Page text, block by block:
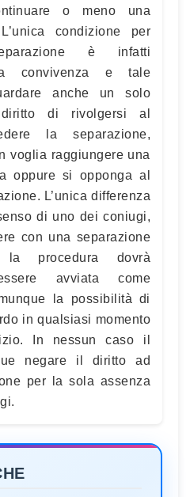
o meno una
condizione per
è infatti
convivenza e tale
anche un solo
di rivolgersi al
la separazione,
voglia raggiungere una
oppure si opponga al
L’unica differenza
di uno dei coniugi,
con una separazione
la procedura dovrà
avviata come
la possibilità di
in qualsiasi momento
In nessun caso il
negare il diritto ad
per la sola assenza